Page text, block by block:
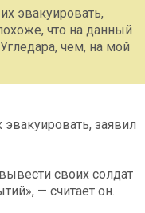
эвакуировать,
что на данный
чем, на мой
заявил
своих солдат
— считает он.